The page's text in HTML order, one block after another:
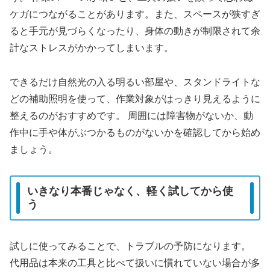
ケガにつながることがあります。また、スペースが狭すぎ
ると手元が見づらくなったり、身体の動きが制限されて余
計なストレスがかかってしまいます。
できるだけ自然光の入る明るい部屋や、スタンドライトな
どの補助照明を使って、作業対象がはっきり見えるように
整えるのがおすすめです。 周囲には障害物がないか、動
作中に手や体がぶつかるものがないかを確認してから始め
ましょう。
いきなり本番じゃなく、軽く試してから使
う
試しに使ってみることで、トラブルの予防になります。
代用品は本来の工具と比べて扱いに慣れていない場合が多